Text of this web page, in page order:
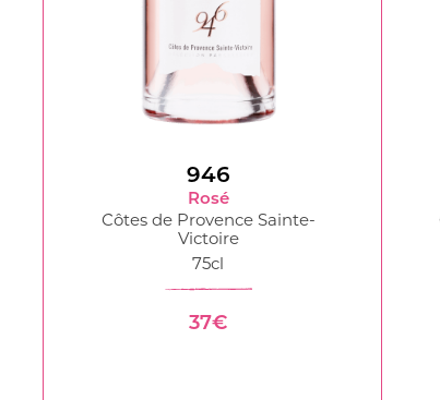
946
Rosé
Côtes de Provence Sainte-
Victoire
75cl
37€